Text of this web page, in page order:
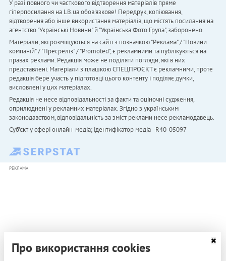
У разі повного чи часткового відтворення матеріалів пряме
гіперпосилання на LB.ua обов'язкове! Передрук, копіювання,
відтворення або інше використання матеріалів, що містять посилання на
агентство "Українськi Новини" й "Українська Фото Група", заборонено.
Матеріали, які розміщуються на сайті з позначкою "Реклама" / "Новини
компаній" / "Пресреліз" / "Promoted", є рекламними та публікуються на
правах реклами. Редакція може не поділяти погляди, які в них
представлені. Матеріали з плашкою СПЕЦПРОЄКТ є рекламними, проте
редакція бере участь у підготовці цього контенту і поділяє думки,
висловлені у цих матеріалах.
Редакція не несе відповідальності за факти та оціночні судження,
оприлюднені у рекламних матеріалах. Згідно з українським
законодавством, відповідальність за зміст реклами несе рекламодавець.
Cуб'єкт у сфері онлайн-медіа; ідентифікатор медіа - R40-05097
РЕКЛАМА
Про використання cookies